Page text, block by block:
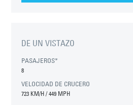
DE UN VISTAZO
PASAJEROS*
8
VELOCIDAD DE CRUCERO
723 KM/H / 449 MPH